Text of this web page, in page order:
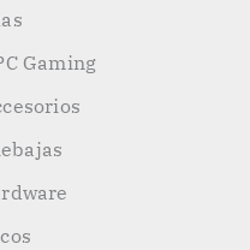
Gaming